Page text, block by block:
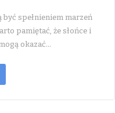
być spełnieniem marzeń
pamiętać, że słońce i
okazać…